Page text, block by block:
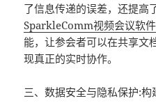
了信息传递的误差，还提高
SparkleComm视频会议软件
能，让参会者可以在共享文
现真正的实时协作。
三、数据安全与隐私保护:构